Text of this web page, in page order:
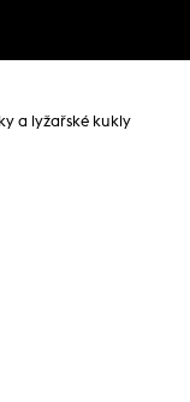
a lyžařské kukly